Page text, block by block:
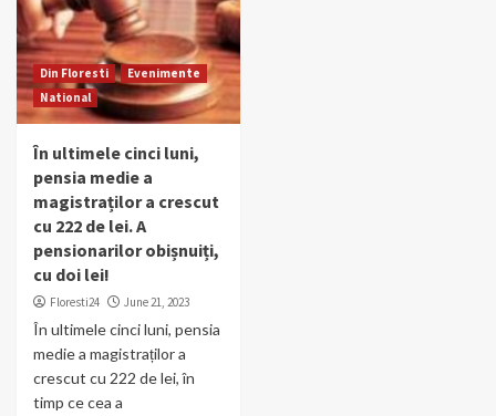
Din Floresti
Evenimente
National
În ultimele cinci luni,
pensia medie a
magistraților a crescut
cu 222 de lei. A
pensionarilor obișnuiți,
cu doi lei!
Floresti24 June 21, 2023
În ultimele cinci luni, pensia
medie a magistraților a
crescut cu 222 de lei, în
timp ce cea a